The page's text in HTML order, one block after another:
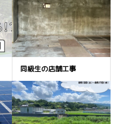
同級生の店舗工事